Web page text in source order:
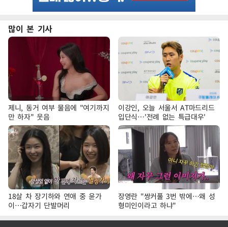
많이 본 기사
제니, 동거 여부 물음에 "여기까지
만 하자" 웃음
이강인, 오늘 서울서 AT마드리드
입단식…'전례 없는 특급대우'
18살 차 장기하와 연애 중 윤가
이…갑자기 단발머리
장영란 "쌍커풀 3번 밖에…왜 성
형미인이라고 하냐"